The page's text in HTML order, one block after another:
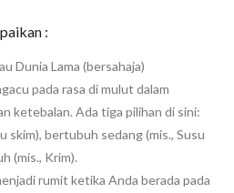
:
Dunia Lama (bersahaja)
pada rasa di mulut dalam
ketebalan. Ada tiga pilihan di sini:
skim), bertubuh sedang (mis., Susu
(mis., Krim).
rumit ketika Anda berada pada